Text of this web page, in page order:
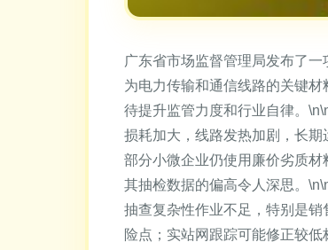
广东省市场监督管理局发布了
为电力传输和通信线路的关键
待提升监管力度和行业自律。
损耗加大，线路发热加剧，长
部分小微企业仍使用廉价劣质
其抽检数据的偏高令人深思。
抽查复杂性作业不足，特别是
险点；实站网跟踪可能修正较